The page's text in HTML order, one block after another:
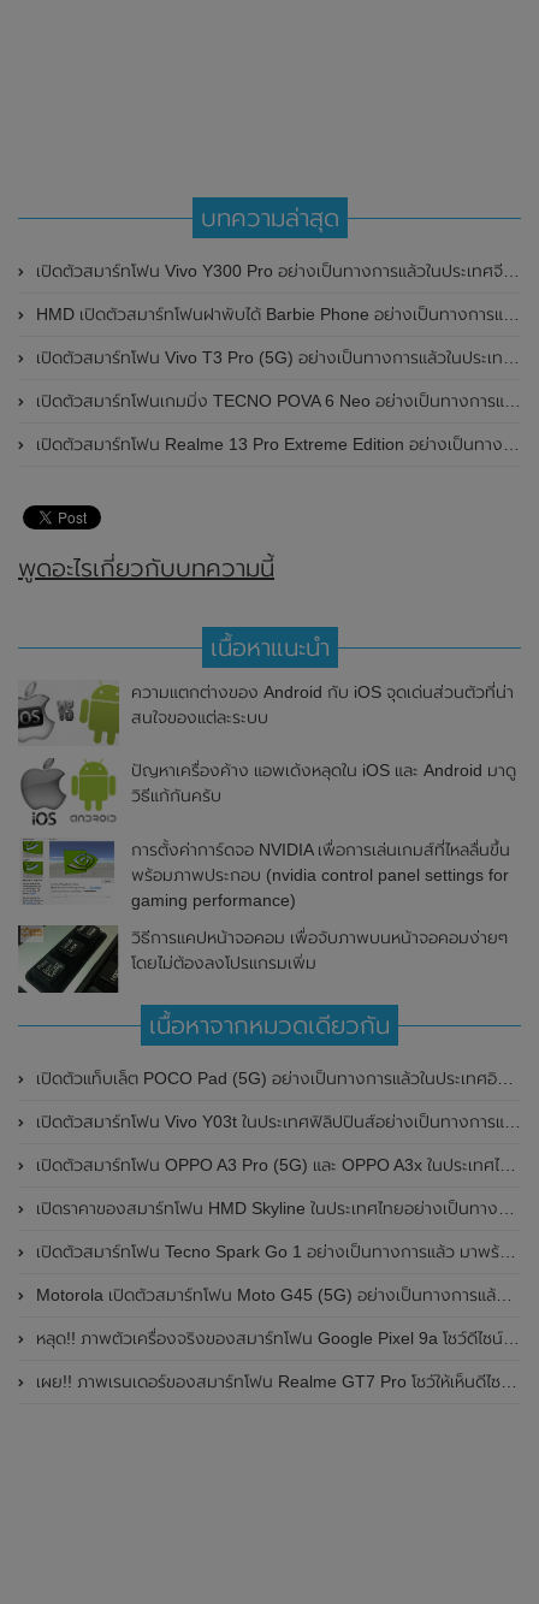
บทความล่าสุด
เปิดตัวสมาร์ทโฟน Vivo Y300 Pro อย่างเป็นทางการแล้วในประเทศจีน มาพร้อมดีไซน์พรีเมี่ยม ทนทาน และแบตเตอรี่สุดอึดขนาดใหญ่ 6,500mAh พร้อมรองรับการชาร์จไว 80W
HMD เปิดตัวสมาร์ทโฟนฝาพับได้ Barbie Phone อย่างเป็นทางการแล้ว มาพร้อมธีมสีชมพูสดใส
เปิดตัวสมาร์ทโฟน Vivo T3 Pro (5G) อย่างเป็นทางการแล้วในประเทศอินเดีย
เปิดตัวสมาร์ทโฟนเกมมิ่ง TECNO POVA 6 Neo อย่างเป็นทางการแล้วในประเทศไทย ในราคา 8,499 บาท
เปิดตัวสมาร์ทโฟน Realme 13 Pro Extreme Edition อย่างเป็นทางการแล้วในประเทศจีน
พูดอะไรเกี่ยวกับบทความนี้
เนื้อหาแนะนำ
ความแตกต่างของ Android กับ iOS จุดเด่นส่วนตัวที่น่า
สนใจของแต่ละระบบ
ปัญหาเครื่องค้าง แอพเด้งหลุดใน iOS และ Android มาดู
วิธีแก้กันครับ
การตั้งค่าการ์ดจอ NVIDIA เพื่อการเล่นเกมส์ที่ไหลลื่นขึ้น
พร้อมภาพประกอบ (nvidia control panel settings for
gaming performance)
วิธีการแคปหน้าจอคอม เพื่อจับภาพบนหน้าจอคอมง่ายๆ
โดยไม่ต้องลงโปรแกรมเพิ่ม
เนื้อหาจากหมวดเดียวกัน
เปิดตัวแท็บเล็ต POCO Pad (5G) อย่างเป็นทางการแล้วในประเทศอินเดีย มาพร้อมชิปเซ็ต Snapdragon 7s Gen 2 ของ Qualcomm และรองรับเครือข่าย 5G
เปิดตัวสมาร์ทโฟน Vivo Y03t ในประเทศฟิลิปปินส์อย่างเป็นทางการแล้ว มาพร้อมชิปเซ็ต Unisoc T612 , กล้องหลัง ความละเอียด 13MP , แบตเตอรี่ 5,000mAh และหน้าจอแสดงผล LCD / 90Hz
เปิดตัวสมาร์ทโฟน OPPO A3 Pro (5G) และ OPPO A3x ในประเทศไทยอย่างเป็นทางการแล้ว ในราคาเริ่มต้นเพียง 3,999 บาท
เปิดราคาของสมาร์ทโฟน HMD Skyline ในประเทศไทยอย่างเป็นทางการแล้ว ราคา 14,990 บาท
เปิดตัวสมาร์ทโฟน Tecno Spark Go 1 อย่างเป็นทางการแล้ว มาพร้อมหน้าจอแสดงผล LCD / 120Hz , แบตเตอรี่ 5,000mAh และใช้ชิปเซ็ต Unisoc
Motorola เปิดตัวสมาร์ทโฟน Moto G45 (5G) อย่างเป็นทางการแล้วในอินเดีย
หลุด!! ภาพตัวเครื่องจริงของสมาร์ทโฟน Google Pixel 9a โชว์ดีไซน์ใหม่ กล้องหลังแบนราบ ไม่มีกรอบของกล้องแล้ว
เผย!! ภาพเรนเดอร์ของสมาร์ทโฟน Realme GT7 Pro โชว์ให้เห็นดีไซน์ใหม่ พร้อมเผยรายละเอียดสเปกที่สำคัญบางส่วน